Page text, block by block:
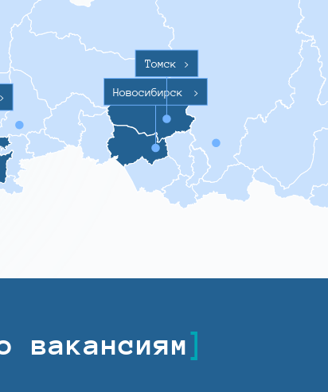
> Новосибирск >
Томск >
вакансиям